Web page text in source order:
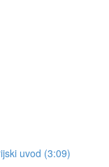
uvod (3:09)